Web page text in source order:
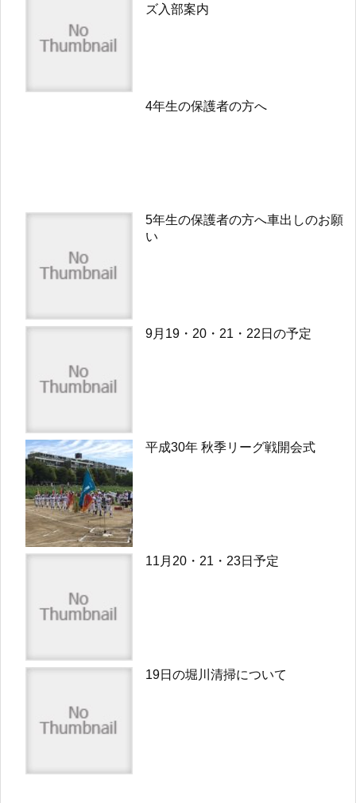
ズ入部案内
4年生の保護者の方へ
5年生の保護者の方へ車出しのお願
い
9月19・20・21・22日の予定
平成30年 秋季リーグ戦開会式
11月20・21・23日予定
19日の堀川清掃について